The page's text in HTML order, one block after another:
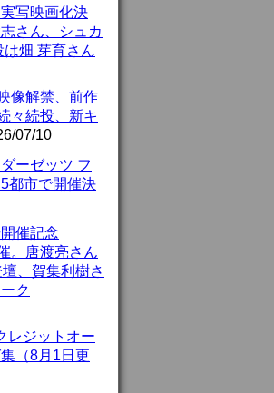
写映画化決
さん、シュカ
畑 芽育さん
像解禁、前作
々続投、新キ
07/10
ーゼッツ フ
都市で開催決
催記念
。唐渡亮さん
、賀集利樹さ
ク
ジットオー
（8月1日更